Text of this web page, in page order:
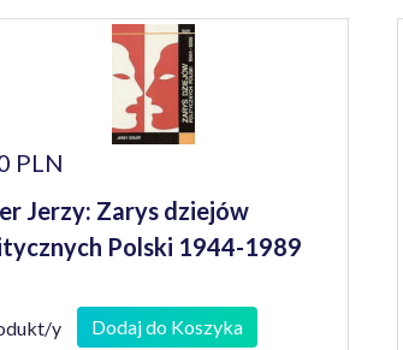
PLN
Jerzy: Zarys dziejów
Polski 1944-1989
y Dodaj do Koszyka